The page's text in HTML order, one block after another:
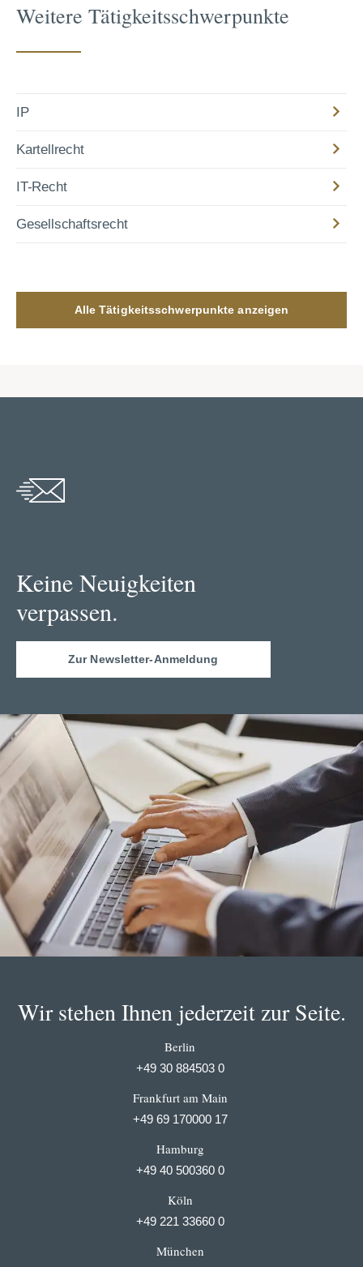
Weitere Tätigkeitsschwerpunkte
IP
Kartellrecht
IT-Recht
Gesellschaftsrecht
Alle Tätigkeitsschwerpunkte anzeigen
Keine Neuigkeiten
verpassen.
Zur Newsletter-Anmeldung
Wir stehen Ihnen jederzeit zur Seite.
Berlin
+49 30 884503 0
Frankfurt am Main
+49 69 170000 17
Hamburg
+49 40 500360 0
Köln
+49 221 33660 0
München